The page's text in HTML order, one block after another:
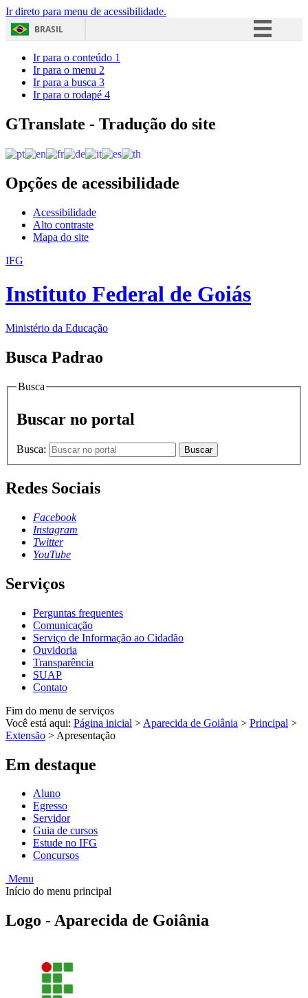
Ir direto para menu de acessibilidade.
BRASIL
Acesso à informação
Ir para o conteúdo 1
Ir para o menu 2
Ir para a busca 3
Ir para o rodapé 4
GTranslate - Tradução do site
Opções de acessibilidade
Acessibilidade
Alto contraste
Mapa do site
IFG
Instituto Federal de Goiás
Ministério da Educação
Busca Padrao
Busca
Buscar no portal
Busca: Buscar
Redes Sociais
Facebook
Instagram
Twitter
YouTube
Serviços
Perguntas frequentes
Comunicação
Serviço de Informação ao Cidadão
Ouvidoria
Transparência
SUAP
Contato
Fim do menu de serviços
Você está aqui: Página inicial > Aparecida de Goiânia > Principal >
Extensão > Apresentação
Em destaque
Aluno
Egresso
Servidor
Guia de cursos
Estude no IFG
Concursos
Menu
Início do menu principal
Logo - Aparecida de Goiânia